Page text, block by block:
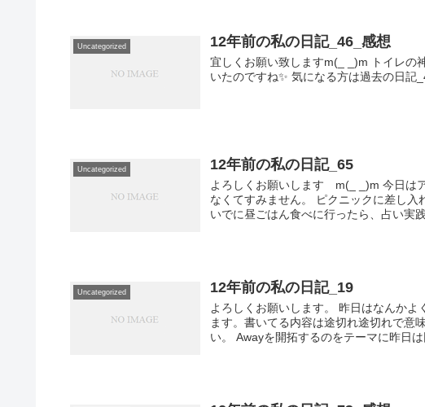
Uncategorized 12年前の私の日記_46_感想
宜しくお願い致しますm(_ _)m トイレの
いたのですね✨ 気になる方は過去の日記
Uncategorized 12年前の私の日記_65
よろしくお願いします m(_ _)m 今日は
なくてすみません。 ピクニックに差し
いでに昼ごはん食べに行ったら、占い実
Uncategorized 12年前の私の日記_19
よろしくお願いします。 昨日はなんか
ます。書いてる内容は途切れ途切れで意
い。 Awayを開拓するのをテーマに昨日は